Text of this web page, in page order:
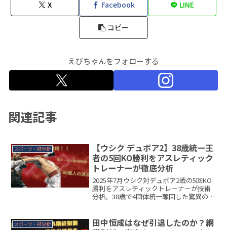
X Facebook LINE
コピー
えびちゃんをフォローする
関連記事
スポーツ・AT分析
【ウシク デュボア2】38歳統一王
者の5回KO勝利をアスレティック
トレーナーが徹底分析
2025年7月ウシク対デュボア2戦の5回KO
勝利をアスレティックトレーナーが技術
分析。38歳で4団体統一奪回した驚異のパ
す。
スポーツ・AT分析
田中恒成はなぜ引退したのか？網